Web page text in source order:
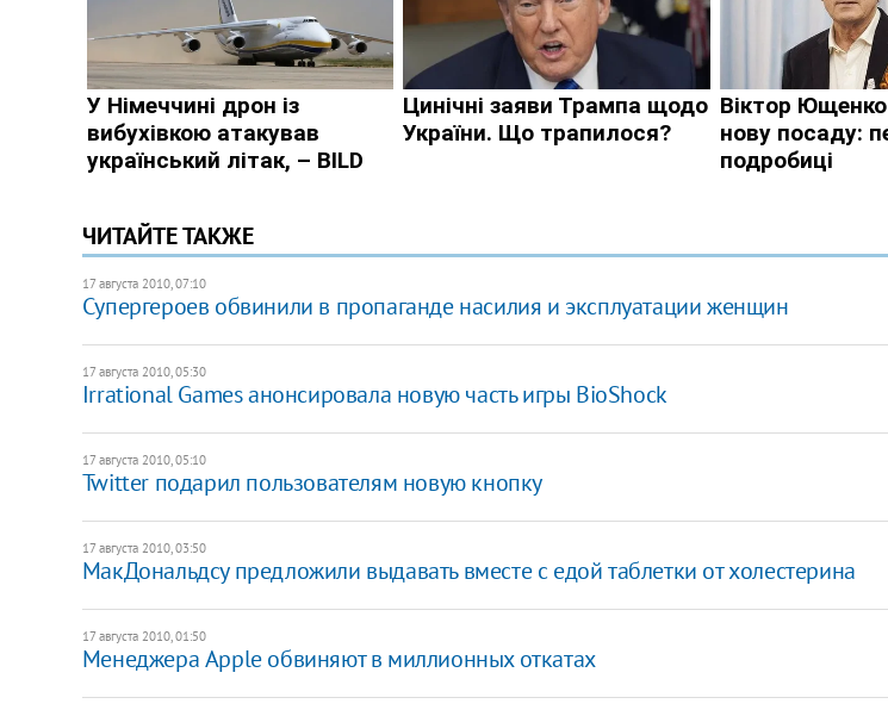
ЧИТАЙТЕ ТАКЖЕ
17 августа 2010, 07:10
Супергероев обвинили в пропаганде насилия и эксплуатации женщин
17 августа 2010, 05:30
Irrational Games анонсировала новую часть игры BioShock
17 августа 2010, 05:10
Twitter подарил пользователям новую кнопку
17 августа 2010, 03:50
МакДональдсу предложили выдавать вместе с едой таблетки от холестерина
17 августа 2010, 01:50
Менеджера Apple обвиняют в миллионных откатах